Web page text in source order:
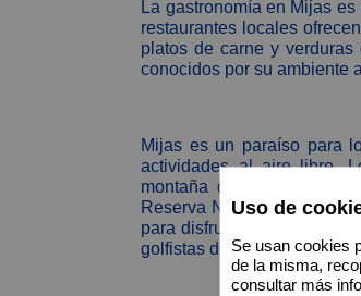
La gastronomía en Mijas
restaurantes locales
platos de carne y
conocidos por su ambiente
Mijas es un paraíso para
actividades al aire libre.
montaña que ofrecen
Reserva Natural de la
para disfrutar de la flora y
golfistas de todo el mundo.
Uso de
Se usan cookies
de la misma,
consultar más